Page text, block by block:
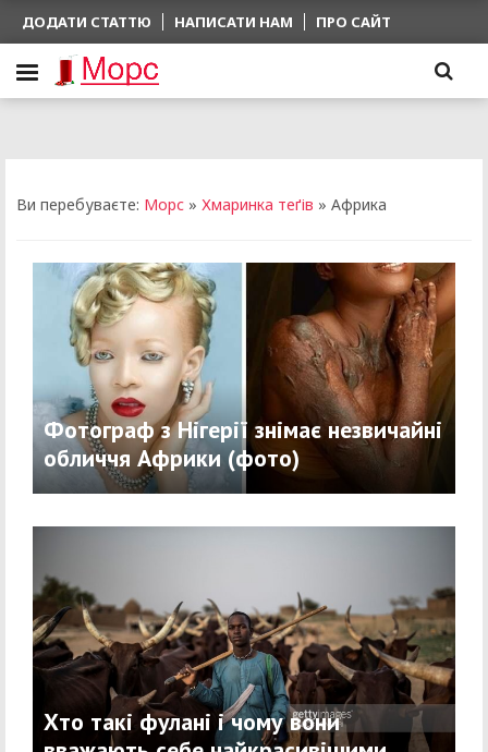
ДОДАТИ СТАТТЮ НАПИСАТИ НАМ ПРО САЙТ
Ви перебуваєте: Морс » Хмаринка теґів » Африка
Фотограф з Нігерії знімає незвичайні
обличчя Африки (фото)
Хто такі фулані і чому вони